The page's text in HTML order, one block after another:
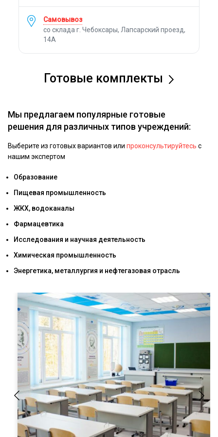
Самовывоз
со склада г. Чебоксары, Лапсарский проезд,
14А
Готовые комплекты
Мы предлагаем популярные готовые
решения для различных типов учреждений:
Выберите из готовых вариантов или проконсультируйтесь с
нашим экспертом
Образование
Пищевая промышленность
ЖКХ, водоканалы
Фармацевтика
Исследования и научная деятельность
Химическая промышленность
Энергетика, металлургия и нефтегазовая отрасль